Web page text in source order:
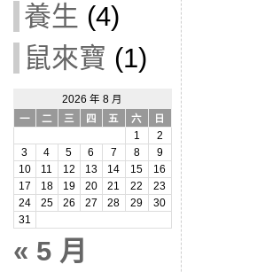
養生 (4)
鼠來寶 (1)
2026 年 8 月
一
二 三 四 五 六
日
1
2
3
4 5 6 7 8
9
10
11 12 13 14 15
16
17
18 19 20 21 22
23
24
25 26 27 28 29
30
31
« 5 月